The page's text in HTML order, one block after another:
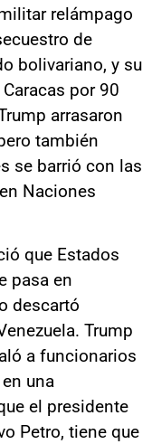
relámpago
de
bolivariano, y su
por 90
arrasaron
también
se barrió con las
Naciones
que Estados
pasa en
descartó
Trump
a funcionarios
una
el presidente
Petro, tiene que